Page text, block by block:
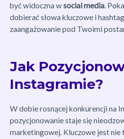
być widoczna wsocial media .
dobierać słowa kluczowe i
zaangażowanie pod Twoimi
Jak
Instagramie?
W dobie rosnącej konkurencji na
pozycjonowanie staje się
marketingowej. Kluczowe jest